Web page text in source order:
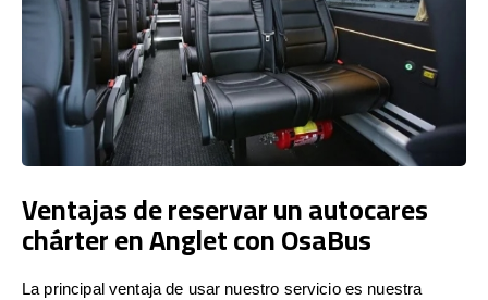
Ventajas de reservar un autocares
chárter en Anglet con OsaBus
La principal ventaja de usar nuestro servicio es nuestra